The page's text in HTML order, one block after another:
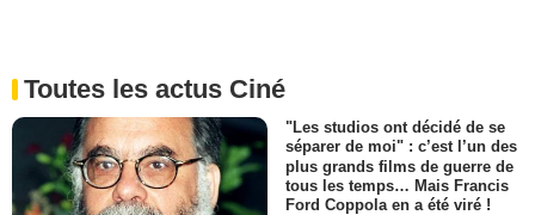
Toutes les actus Ciné
"Les studios ont décidé de se
séparer de moi" : c’est l’un des
plus grands films de guerre de
tous les temps… Mais Francis
Ford Coppola en a été viré !